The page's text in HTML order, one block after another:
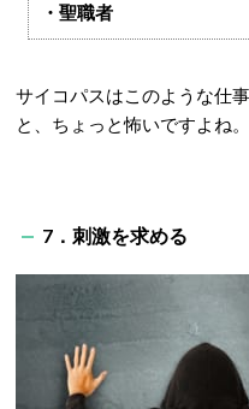
・聖職者
サイコパスはこのような仕
と、ちょっと怖いですよね。
7．刺激を求める